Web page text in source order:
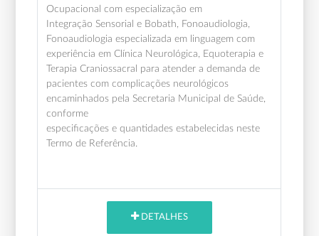
Ocupacional com especialização em
Integração Sensorial e Bobath, Fonoaudiologia,
Fonoaudiologia especializada em linguagem com
experiência em Clínica Neurológica, Equoterapia e
Terapia Craniossacral para atender a demanda de
pacientes com complicações neurológicos
encaminhados pela Secretaria Municipal de Saúde,
conforme
especificações e quantidades estabelecidas neste
Termo de Referência.
DETALHES